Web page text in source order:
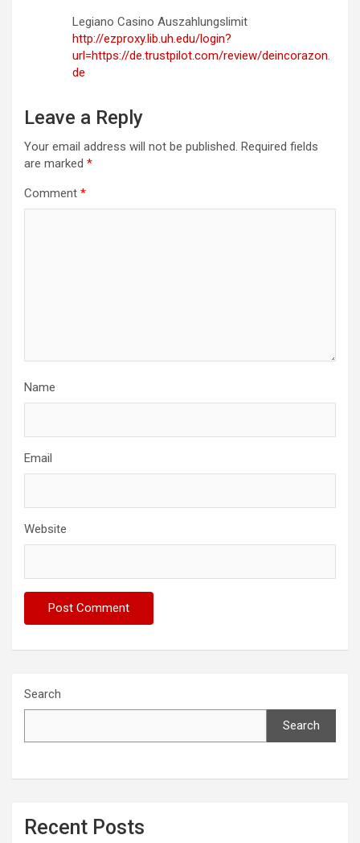
Legiano Casino Auszahlungslimit
http://ezproxy.lib.uh.edu/login?
url=https://de.trustpilot.com/review/deincorazon.
de
Leave a Reply
Your email address will not be published. Required fields
are marked *
Comment *
Name
Email
Website
Search
Search
Recent Posts